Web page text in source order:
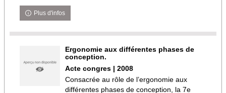
Plus d'infos
Ergonomie aux différentes phases de
conception.
Acte congres | 2008
Consacrée au rôle de l’ergonomie aux
différentes phases de conception, la 7e